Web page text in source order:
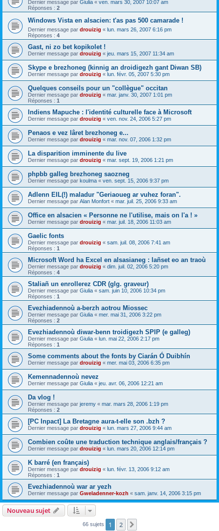
Dernier message par Giulia « ven. mars 30, 2007 10:07 am
Réponses : 2
Windows Vista en alsacien: t'as pas 500 camarade !
Dernier message par drouizig « lun. mars 26, 2007 6:16 pm
Réponses : 4
Gast, ni zo bet kopikolet !
Dernier message par drouizig « jeu. mars 15, 2007 11:34 am
Skype e brezhoneg (kinnig an droidigezh gant Diwan SB)
Dernier message par drouizig « lun. févr. 05, 2007 5:30 pm
Quelques conseils pour un "collègue" occitan
Dernier message par drouizig « mar. janv. 30, 2007 1:01 pm
Réponses : 1
Indiens Mapuche : l'identité culturelle face à Microsoft
Dernier message par drouizig « ven. nov. 24, 2006 5:27 pm
Penaos e vez lâret brezhoneg e...
Dernier message par drouizig « mar. nov. 07, 2006 1:32 pm
La disparition imminente du live
Dernier message par drouizig « mar. sept. 19, 2006 1:21 pm
phpbb galleg brezhoneg saozneg
Dernier message par koulma « ven. sept. 15, 2006 9:37 pm
Adlenn EIL(!) maladur "Geriaoueg ar vuhez foran".
Dernier message par Alan Monfort « mar. juil. 25, 2006 9:33 am
Office en alsacien « Personne ne l'utilise, mais on l'a ! »
Dernier message par drouizig « mar. juil. 18, 2006 11:03 am
Gaelic fonts
Dernier message par drouizig « sam. juil. 08, 2006 7:41 am
Réponses : 1
Microsoft Word ha Excel en alsasianeg : lañset eo an traoù
Dernier message par drouizig « dim. juil. 02, 2006 5:20 pm
Réponses : 4
Staliañ un enrollerez CDR (glg. graveur)
Dernier message par Giulia « sam. juin 10, 2006 10:34 pm
Réponses : 1
Evezhiadennoù a-berzh aotrou Miossec
Dernier message par Giulia « mer. mai 31, 2006 3:22 pm
Réponses : 2
Evezhiadennoù diwar-benn troidigezh SPIP (e galleg)
Dernier message par Giulia « lun. mai 22, 2006 2:17 pm
Réponses : 1
Some comments about the fonts by Ciarán Ó Duibhín
Dernier message par drouizig « mer. mai 03, 2006 6:35 pm
Kemennadennoù nevez
Dernier message par Giulia « jeu. avr. 06, 2006 12:21 am
Da vlog !
Dernier message par jeremy « mar. mars 28, 2006 1:19 pm
Réponses : 2
[PC Inpact] La Bretagne aura-t-elle son .bzh ?
Dernier message par drouizig « lun. mars 27, 2006 9:44 am
Combien coûte une traduction technique anglais/français ?
Dernier message par drouizig « lun. mars 20, 2006 12:14 pm
K barré (en français)
Dernier message par drouizig « lun. févr. 13, 2006 9:12 am
Réponses : 1
Evezhiadennoù war ar yezh
Dernier message par Gweladenner-kozh « sam. janv. 14, 2006 3:15 pm
Nouveau sujet
66 sujets 1 2